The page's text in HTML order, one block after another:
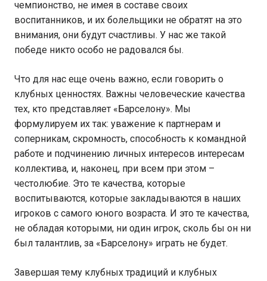
чемпионство, не имея в составе своих
воспитанников, и их болельщики не обратят на это
внимания, они будут счастливы. У нас же такой
победе никто особо не радовался бы.
Что для нас еще очень важно, если говорить о
клубных ценностях. Важны человеческие качества
тех, кто представляет «Барселону». Мы
формулируем их так: уважение к партнерам и
соперникам, скромность, способность к командной
работе и подчинению личных интересов интересам
коллектива, и, наконец, при всем при этом –
честолюбие. Это те качества, которые
воспитываются, которые закладываются в наших
игроков с самого юного возраста. И это те качества,
не обладая которыми, ни один игрок, сколь бы он ни
был талантлив, за «Барселону» играть не будет.
Завершая тему клубных традиций и клубных